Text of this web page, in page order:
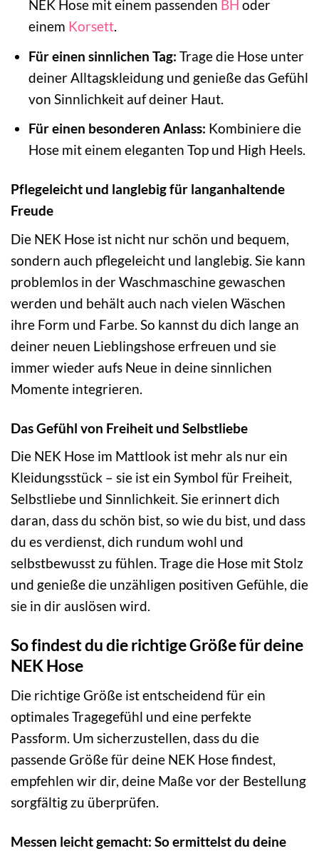
NEK Hose mit einem passenden BH oder
einem Korsett.
Für einen sinnlichen Tag: Trage die Hose unter
deiner Alltagskleidung und genieße das Gefühl
von Sinnlichkeit auf deiner Haut.
Für einen besonderen Anlass: Kombiniere die
Hose mit einem eleganten Top und High Heels.
Pflegeleicht und langlebig für langanhaltende
Freude
Die NEK Hose ist nicht nur schön und bequem,
sondern auch pflegeleicht und langlebig. Sie kann
problemlos in der Waschmaschine gewaschen
werden und behält auch nach vielen Wäschen
ihre Form und Farbe. So kannst du dich lange an
deiner neuen Lieblingshose erfreuen und sie
immer wieder aufs Neue in deine sinnlichen
Momente integrieren.
Das Gefühl von Freiheit und Selbstliebe
Die NEK Hose im Mattlook ist mehr als nur ein
Kleidungsstück – sie ist ein Symbol für Freiheit,
Selbstliebe und Sinnlichkeit. Sie erinnert dich
daran, dass du schön bist, so wie du bist, und dass
du es verdienst, dich rundum wohl und
selbstbewusst zu fühlen. Trage die Hose mit Stolz
und genieße die unzähligen positiven Gefühle, die
sie in dir auslösen wird.
So findest du die richtige Größe für deine
NEK Hose
Die richtige Größe ist entscheidend für ein
optimales Tragegefühl und eine perfekte
Passform. Um sicherzustellen, dass du die
passende Größe für deine NEK Hose findest,
empfehlen wir dir, deine Maße vor der Bestellung
sorgfältig zu überprüfen.
Messen leicht gemacht: So ermittelst du deine